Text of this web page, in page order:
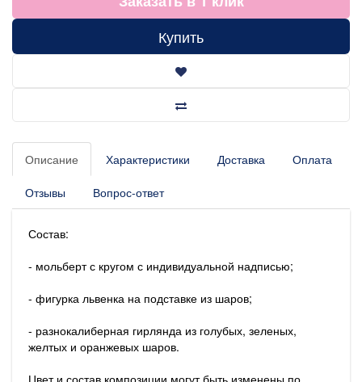
Купить
Описание Характеристики Доставка Оплата
Отзывы Вопрос-ответ
Состав:
- мольберт с кругом с индивидуальной надписью;
- фигурка львенка на подставке из шаров;
- разнокалиберная гирлянда из голубых, зеленых,
желтых и оранжевых шаров.
Цвет и состав композиции могут быть изменены по